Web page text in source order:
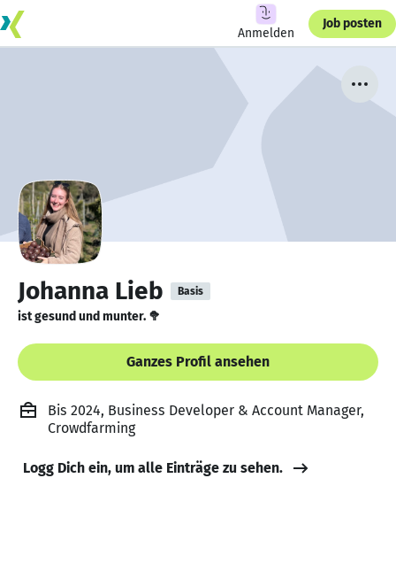
Anmelden
Job posten
Johanna Lieb Basis
ist gesund und munter. 🥦
Ganzes Profil ansehen
Bis 2024, Business Developer & Account Manager,
Crowdfarming
Logg Dich ein, um alle Einträge zu sehen.